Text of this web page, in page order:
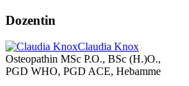
Dozentin
Claudia Knox
Osteopathin MSc P.O., BSc (H.)O.,
PGD WHO, PGD ACE, Hebamme